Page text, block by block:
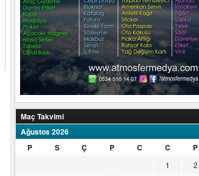
Maç Takvimi
Ağustos 2026
P
S Ç P C C P
1
2